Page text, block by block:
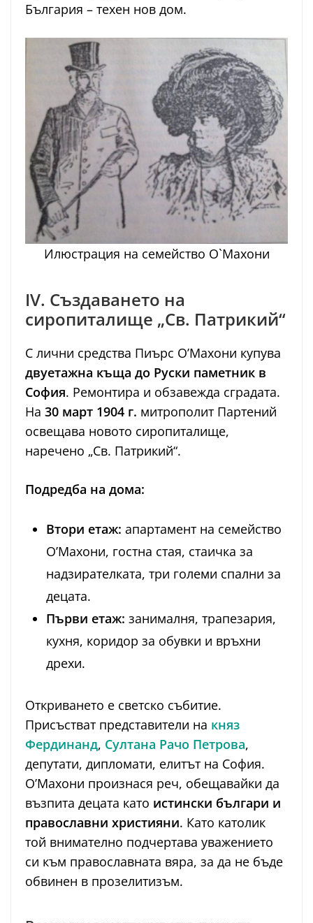
България – техен нов дом.
Илюстрация на семейство О`Махони
IV. Създаването на
сиропиталище „Св. Патрикий“
С лични средства Пиърс О’Махони купува
двуетажна къща до Руски паметник в
София. Ремонтира и обзавежда сградата.
На 30 март 1904 г. митрополит Партений
освещава новото сиропиталище,
наречено „Св. Патрикий“.
Подредба на дома:
Втори етаж: апартамент на семейство
О’Махони, гостна стая, стаичка за
надзирателката, три големи спални за
децата.
Първи етаж: занималня, трапезария,
кухня, коридор за обувки и връхни
дрехи.
Откриването е светско събитие.
Присъстват представители на княз
Фердинанд, Султана Рачо Петрова,
депутати, дипломати, елитът на София.
О’Махони произнася реч, обещавайки да
възпита децата като истински българи и
православни християни. Като католик
той внимателно подчертава уважението
си към православната вяра, за да не бъде
обвинен в прозелитизъм.